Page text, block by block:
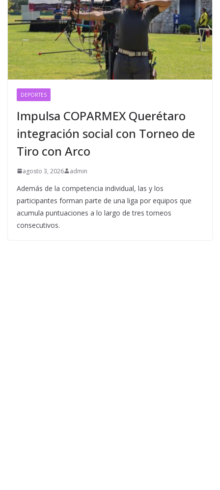
DEPORTES
Impulsa COPARMEX Querétaro
integración social con Torneo de
Tiro con Arco
agosto 3, 2026 admin
Además de la competencia individual, las y los
participantes forman parte de una liga por equipos que
acumula puntuaciones a lo largo de tres torneos
consecutivos.